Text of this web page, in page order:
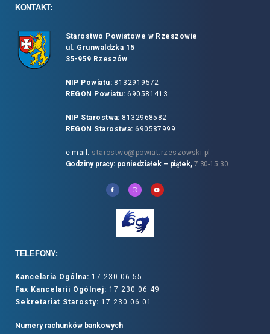
KONTAKT:
Starostwo Powiatowe w Rzeszowie
ul. Grunwaldzka 15
35-959 Rzeszów
NIP Powiatu:8132919572
REGON Powiatu: 690581413
NIP Starostwa: 8132968582
REGON Starostwa: 690587999
e-mail: starostwo@powiat.rzeszowski.pl
Godziny pracy: poniedziałek – piątek, 7:30-15:30
TELEFONY:
Kancelaria Ogólna: 17 230 06 55
Fax Kancelarii Ogólnej: 17 230 06 49
Sekretariat Starosty: 17 230 06 01
Numery rachunków bankowych